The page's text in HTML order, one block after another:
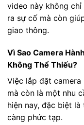
video này không
ra sự cố mà còn
giao thông.
Vì Sao Camera
Không Thể Thiếu?
Việc lắp đặt
mà còn là một nhu
hiện nay, đặc biệt
càng phức tạp.